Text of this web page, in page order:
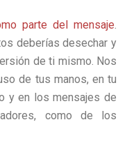
parte del mensaje.
deberías desechar y
de ti mismo. Nos
de tus manos, en tu
y en los mensajes de
como de los